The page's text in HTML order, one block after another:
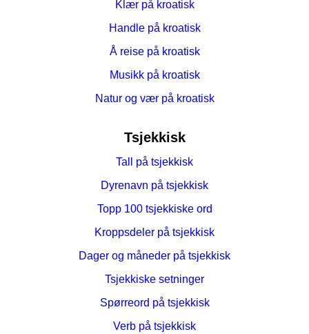
Klær på kroatisk
Handle på kroatisk
Å reise på kroatisk
Musikk på kroatisk
Natur og vær på kroatisk
Tsjekkisk
Tall på tsjekkisk
Dyrenavn på tsjekkisk
Topp 100 tsjekkiske ord
Kroppsdeler på tsjekkisk
Dager og måneder på tsjekkisk
Tsjekkiske setninger
Spørreord på tsjekkisk
Verb på tsjekkisk